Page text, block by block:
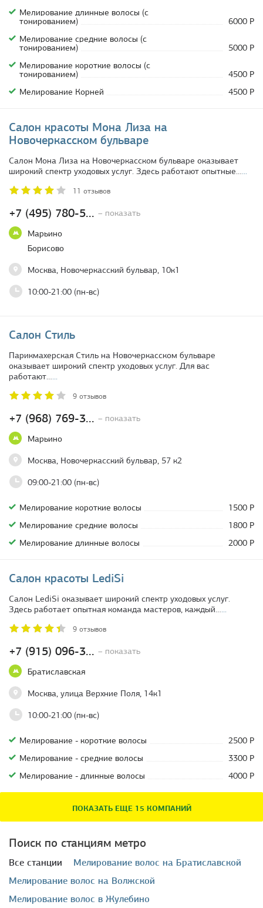
Мелирование длинные волосы (с
тонированием)
6000 Р
Мелирование средние волосы (с
тонированием)
5000 Р
Мелирование короткие волосы (с
тонированием)
4500 Р
Мелирование Корней
4500 Р
Салон красоты Мона Лиза на
Новочеркасском бульваре
+7 (495) 780-5... – показать
Марьино
Борисово
Москва, Новочеркасский бульвар, 10к1
10:00-21:00 (пн-вс)
Салон Мона Лиза на Новочеркасском бульваре оказывает
широкий спектр уходовых услуг. Здесь работают опытные…...
11 отзывов
Салон Стиль
+7 (968) 769-3... – показать
Марьино
Москва, Новочеркасский бульвар, 57 к2
09:00-21:00 (пн-вс)
Парикмахерская Стиль на Новочеркасском бульваре
оказывает широкий спектр уходовых услуг. Для вас
работают…...
9 отзывов
Мелирование короткие волосы
1500 Р
Мелирование средние волосы
1800 Р
Мелирование длинные волосы
2000 Р
Салон красоты LediSi
+7 (915) 096-3... – показать
Братиславская
Москва, улица Верхние Поля, 14к1
10:00-21:00 (пн-вс)
Салон LediSi оказывает широкий спектр уходовых услуг.
Здесь работает опытная команда мастеров, каждый…...
9 отзывов
Мелирование - короткие волосы
2500 Р
Мелирование - средние волосы
3300 Р
Мелирование - длинные волосы
4000 Р
ПОКАЗАТЬ ЕЩЕ 15 КОМПАНИЙ
Поиск по станциям метро
Все станции
мелирование волос на Братиславской
мелирование волос на Волжской
мелирование волос в Жулебино